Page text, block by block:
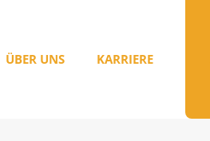
ÜBER UNS KARRIERE